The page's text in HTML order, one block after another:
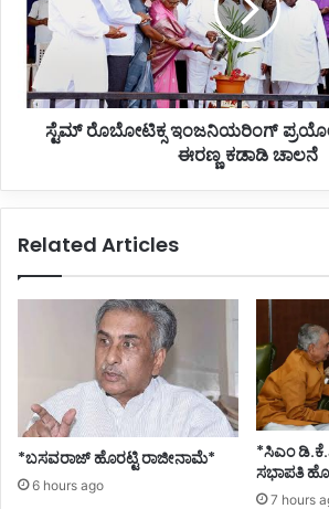
ಸಂಸದ
ಈರಣ್ಣ
ಕಡಾಡಿ
ಚಾಲನೆ
ಸ್ಟೆಮ್ ರೊಬೋಟಿಕ್ಸ ಇಂಜನಿಯರಿಂಗ್
ಈರಣ್ಣ ಕಡಾಡಿ ಚಾಲನೆ
Related Articles
*ಬಸವರಾಜ್ ಹೊರಟ್ಟಿ ರಾಜೀನಾಮೆ*
6 hours ago
*ಸಿಎಂ
ಸಭಾಪತಿ
7 hours